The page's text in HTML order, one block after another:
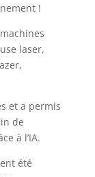
!
laser,
et a permis
de
à l’IA.
été